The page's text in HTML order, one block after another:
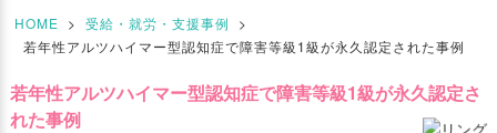
HOME > 受給・就労・支援事例
>
若年性アルツハイマー型認知症で障害等級1級が永久認定された事例
若年性アルツハイマー型認知症で障害等級1級が永久認定さ
れた事例